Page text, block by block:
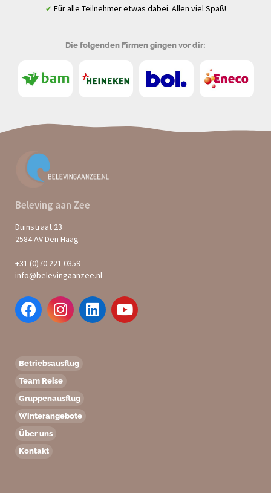
✔ Für alle Teilnehmer etwas dabei. Allen viel Spaß!
Die folgenden Firmen gingen vor dir:
Beleving aan Zee
Duinstraat 23
2584 AV Den Haag
+31 (0)70 221 0359
info@belevingaanzee.nl
Betriebsausflug
Team Reise
Gruppenausflug
Winterangebote
Über uns
Kontakt